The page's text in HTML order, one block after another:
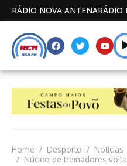
RÁDIO NOVA ANTENARÁDIO
Home Desporto
Notícias
Núcleo de treinadores volta a distinguir os